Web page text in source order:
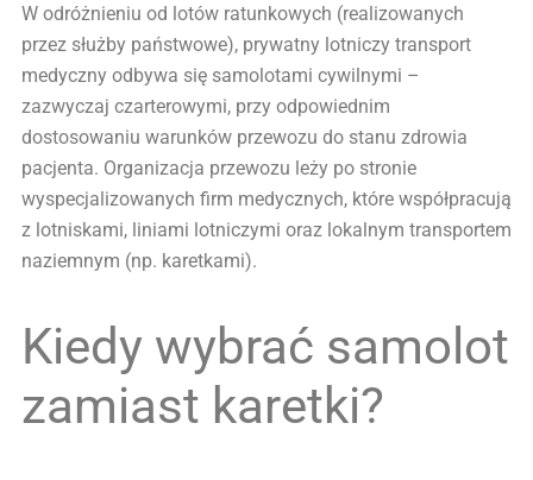
W odróżnieniu od lotów ratunkowych (realizowanych
przez służby państwowe), prywatny lotniczy transport
medyczny odbywa się samolotami cywilnymi –
zazwyczaj czarterowymi, przy odpowiednim
dostosowaniu warunków przewozu do stanu zdrowia
pacjenta. Organizacja przewozu leży po stronie
wyspecjalizowanych firm medycznych, które współpracują
z lotniskami, liniami lotniczymi oraz lokalnym transportem
naziemnym (np. karetkami).
Kiedy wybrać samolot
zamiast karetki?